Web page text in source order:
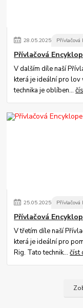
28.05.2025 Přívlačová
Přívlačová
V dalším díle naší
která je ideální pro lov
technika je oblíben...
25.05.2025 Přívlačová
Přívlačová
V třetím díle naší
která je ideální pro
Rig. Tato technik...číst